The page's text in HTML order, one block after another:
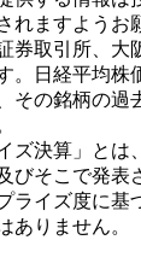
ますようお
取引所、大
。日経平均株
その銘柄の
ズ決算」と
びそこで発
ライズ度に
ありません。